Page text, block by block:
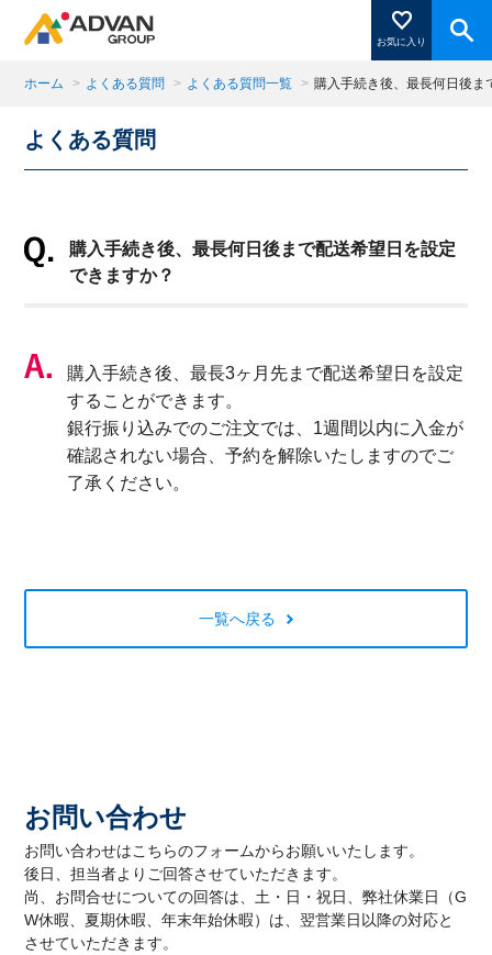
お気に入り
商品ページにある「お気に入り登録」を押すと登録した
商品がここに表示されます。
ホーム > よくある質問 > よくある質問一覧 > 購入手続き後、最長何日後
よくある質問
購入手続き後、最長何日後まで配送希望日を設定
できますか？
購入手続き後、最長3ヶ月先まで配送希望日を設定
することができます。
銀行振り込みでのご注文では、1週間以内に入金が
確認されない場合、予約を解除いたしますのでご
了承ください。
一覧へ戻る
お問い合わせ
お問い合わせはこちらのフォームからお願いいたします。
後日、担当者よりご回答させていただきます。
尚、お問合せについての回答は、土・日・祝日、弊社休業日（G
W休暇、夏期休暇、年末年始休暇）は、翌営業日以降の対応と
させていただきます。